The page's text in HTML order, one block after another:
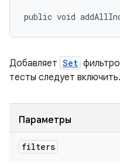
public void
Добавляет Set
тесты следует включить.
Параметры
filters